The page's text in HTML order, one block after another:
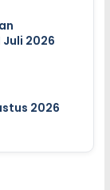
2026
2026